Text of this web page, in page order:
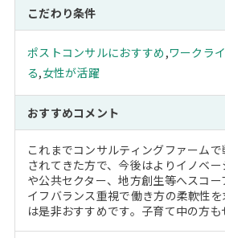
こだわり条件
ポストコンサルにおすすめ ,ワークラ
る,女性が活躍
おすすめコメント
これまでコンサルティングファーム
されてきた方で、今後はよりイノベ
や公共セクター、地方創生等へスコー
イフバランス重視で働き方の柔軟性
は是非おすすめです。子育て中の方も